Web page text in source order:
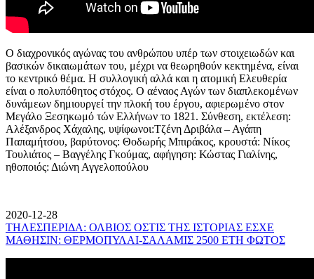
Ο διαχρονικός αγώνας του ανθρώπου υπέρ των στοιχειωδών και
βασικών δικαιωμάτων του, μέχρι να θεωρηθούν κεκτημένα, είναι
το κεντρικό θέμα. Η συλλογική αλλά και η ατομική Ελευθερία
είναι ο πολυπόθητος στόχος. Ο αέναος Αγών των διαπλεκομένων
δυνάμεων δημιουργεί την πλοκή του έργου, αφιερωμένο στον
Μεγάλο Ξεσηκωμό τών Ελλήνων το 1821. Σύνθεση, εκτέλεση:
Αλέξανδρος Χάχαλης, υψίφωνοι:Τζένη Δριβάλα – Αγάπη
Παπαμήτσου, βαρύτονος: Θοδωρής Μπιράκος, κρουστά: Νίκος
Τουλιάτος – Βαγγέλης Γκούμας, αφήγηση: Κώστας Γιαλίνης,
ηθοποιός: Διώνη Αγγελοπούλου
2020-12-28
ΤΗΛΕΣΠΕΡΙΔΑ: ΟΛΒΙΟΣ ΟΣΤΙΣ ΤΗΣ ΙΣΤΟΡΙΑΣ ΕΣΧΕ
ΜΑΘΗΣΙΝ: ΘΕΡΜΟΠΥΛΑΙ-ΣΑΛΑΜΙΣ 2500 ΕΤΗ ΦΩΤΟΣ